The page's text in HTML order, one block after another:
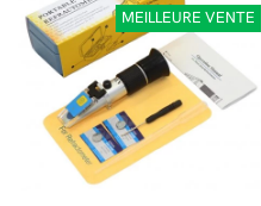
MEILLEURE VENTE